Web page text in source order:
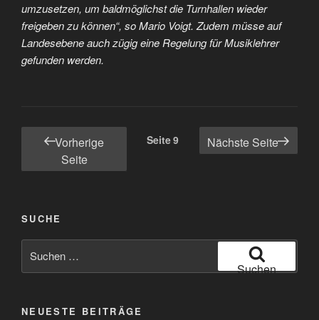
umzusetzen, um baldmöglichst die Turnhallen wieder
freigeben zu können“, so Mario Voigt. Zudem müsse auf
Landesebene auch zügig eine Regelung für Musiklehrer
gefunden werden.
Seitennummerierung
Beiträge
Vorherige
Seite
Seite9 Nächste Seite
SUCHE
nach:
Suchen
NEUESTE BEITRÄGE